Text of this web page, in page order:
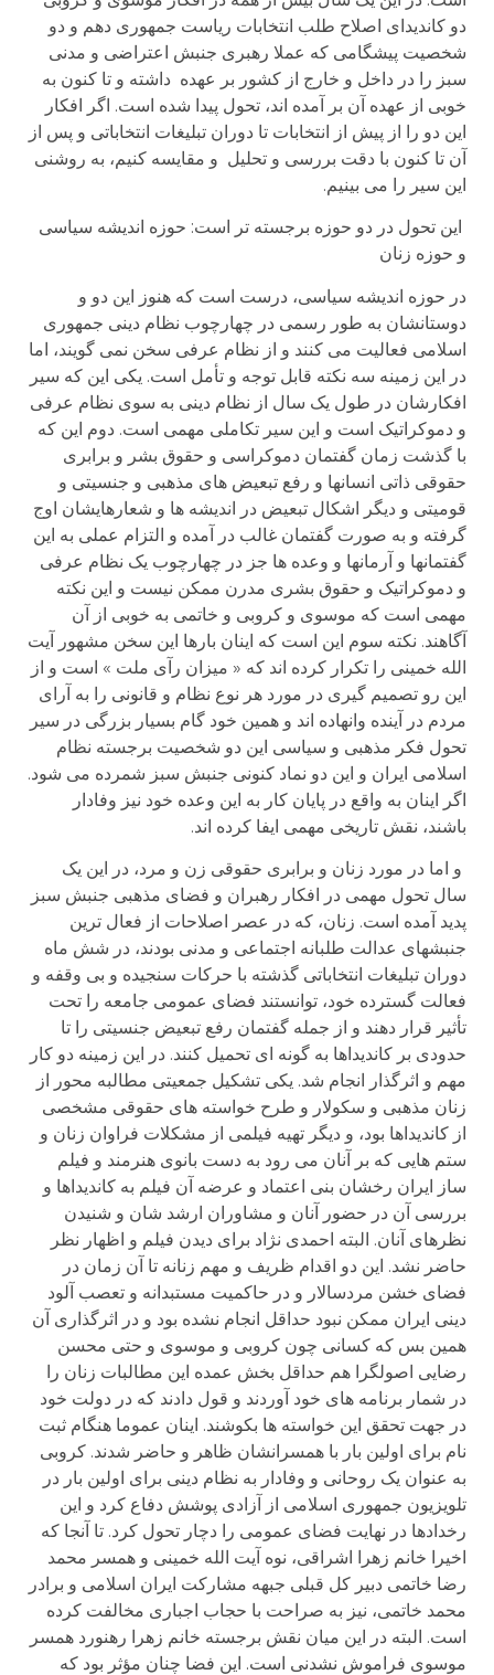
دو کاندیدای اصلاح طلب انتخابات ریاست جمهوری دهم و دو
شخصیت پیشگامی که عملا رهبری جنبش اعتراضی و مدنی
سبز را در داخل و خارج از کشور بر عهده داشته و تا کنون به
خوبی از عهده آن بر آمده اند، تحول پیدا شده است. اگر افکار
این دو را از پیش از انتخابات تا دوران تبلیغات انتخاباتی و پس از
آن تا کنون با دقت بررسی و تحلیل و مقایسه کنیم، به روشنی
این سیر را می بینیم.
این تحول در دو حوزه برجسته تر است: حوزه اندیشه سیاسی
و حوزه زنان
در حوزه اندیشه سیاسی، درست است که هنوز این دو و
دوستانشان به طور رسمی در چهارچوب نظام دینی جمهوری
اسلامی فعالیت می کنند و از نظام عرفی سخن نمی گویند، اما
در این زمینه سه نکته قابل توجه و تأمل است. یکی این که سیر
افکارشان در طول یک سال از نظام دینی به سوی نظام عرفی
و دموکراتیک است و این سیر تکاملی مهمی است. دوم این که
با گذشت زمان گفتمان دموکراسی و حقوق بشر و برابری
حقوقی ذاتی انسانها و رفع تبعیض های مذهبی و جنسیتی و
قومیتی و دیگر اشکال تبعیض در اندیشه ها و شعارهایشان اوج
گرفته و به صورت گفتمان غالب در آمده و التزام عملی به این
گفتمانها و آرمانها و وعده ها جز در چهارچوب یک نظام عرفی
و دموکراتیک و حقوق بشری مدرن ممکن نیست و این نکته
مهمی است که موسوی و کروبی و خاتمی به خوبی از آن
آگاهند. نکته سوم این است که اینان بارها این سخن مشهور آیت
الله خمینی را تکرار کرده اند که « میزان رآی ملت » است و از
این رو تصمیم گیری در مورد هر نوع نظام و قانونی را به آرای
مردم در آینده وانهاده اند و همین خود گام بسیار بزرگی در سیر
تحول فکر مذهبی و سیاسی این دو شخصیت برجسته نظام
اسلامی ایران و این دو نماد کنونی جنبش سبز شمرده می شود.
اگر اینان به واقع در پایان کار به این وعده خود نیز وفادار
باشند، نقش تاریخی مهمی ایفا کرده اند.
و اما در مورد زنان و برابری حقوقی زن و مرد، در این یک
سال تحول مهمی در افکار رهبران و فضای مذهبی جنبش سبز
پدید آمده است. زنان، که در عصر اصلاحات از فعال ترین
جنبشهای عدالت طلبانه اجتماعی و مدنی بودند، در شش ماه
دوران تبلیغات انتخاباتی گذشته با حرکات سنجیده و بی وقفه و
فعالت گسترده خود، توانستند فضای عمومی جامعه را تحت
تأثیر قرار دهند و از جمله گفتمان رفع تبعیض جنسیتی را تا
حدودی بر کاندیداها به گونه ای تحمیل کنند. در این زمینه دو کار
مهم و اثرگذار انجام شد. یکی تشکیل جمعیتی مطالبه محور از
زنان مذهبی و سکولار و طرح خواسته های حقوقی مشخصی
از کاندیداها بود، و دیگر تهیه فیلمی از مشکلات فراوان زنان و
ستم هایی که بر آنان می رود به دست بانوی هنرمند و فیلم
ساز ایران رخشان بنی اعتماد و عرضه آن فیلم به کاندیداها و
بررسی آن در حضور آنان و مشاوران ارشد شان و شنیدن
نظرهای آنان. البته احمدی نژاد برای دیدن فیلم و اظهار نظر
حاضر نشد. این دو اقدام ظریف و مهم زنانه تا آن زمان در
فضای خشن مردسالار و در حاکمیت مستبدانه و تعصب آلود
دینی ایران ممکن نبود حداقل انجام نشده بود و در اثرگذاری آن
همین بس که کسانی چون کروبی و موسوی و حتی محسن
رضایی اصولگرا هم حداقل بخش عمده این مطالبات زنان را
در شمار برنامه های خود آوردند و قول دادند که در دولت خود
در جهت تحقق این خواسته ها بکوشند. اینان عموما هنگام ثبت
نام برای اولین بار با همسرانشان ظاهر و حاضر شدند. کروبی
به عنوان یک روحانی و وفادار به نظام دینی برای اولین بار در
تلویزیون جمهوری اسلامی از آزادی پوشش دفاع کرد و این
رخدادها در نهایت فضای عمومی را دچار تحول کرد. تا آنجا که
اخیرا خانم زهرا اشراقی، نوه آیت الله خمینی و همسر محمد
رضا خاتمی دبیر کل قبلی جبهه مشارکت ایران اسلامی و برادر
محمد خاتمی، نیز به صراحت با حجاب اجباری مخالفت کرده
است. البته در این میان نقش برجسته خانم زهرا رهنورد همسر
موسوی فراموش نشدنی است. این فضا چنان مؤثر بود که